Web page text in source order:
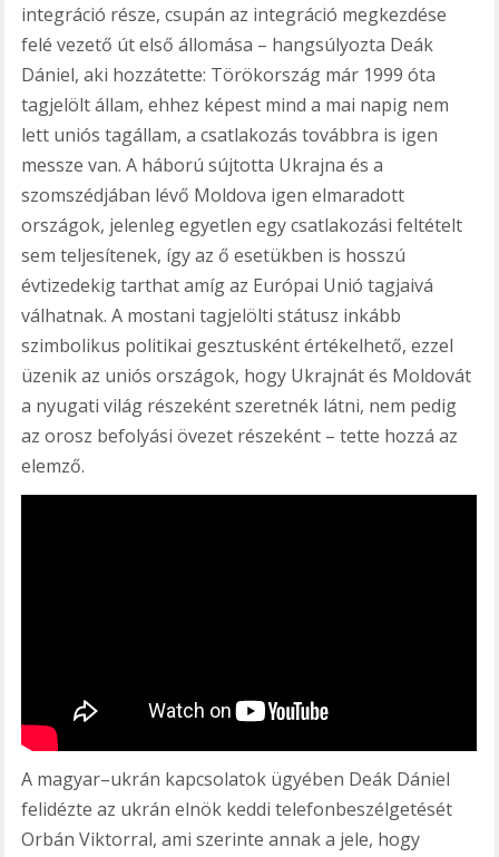
integráció része, csupán az integráció megkezdése
felé vezető út első állomása – hangsúlyozta Deák
Dániel, aki hozzátette: Törökország már 1999 óta
tagjelölt állam, ehhez képest mind a mai napig nem
lett uniós tagállam, a csatlakozás továbbra is igen
messze van. A háború sújtotta Ukrajna és a
szomszédjában lévő Moldova igen elmaradott
országok, jelenleg egyetlen egy csatlakozási feltételt
sem teljesítenek, így az ő esetükben is hosszú
évtizedekig tarthat amíg az Európai Unió tagjaivá
válhatnak. A mostani tagjelölti státusz inkább
szimbolikus politikai gesztusként értékelhető, ezzel
üzenik az uniós országok, hogy Ukrajnát és Moldovát
a nyugati világ részeként szeretnék látni, nem pedig
az orosz befolyási övezet részeként – tette hozzá az
elemző.
A magyar–ukrán kapcsolatok ügyében Deák Dániel
felidézte az ukrán elnök keddi telefonbeszélgetését
Orbán Viktorral, ami szerinte annak a jele, hogy